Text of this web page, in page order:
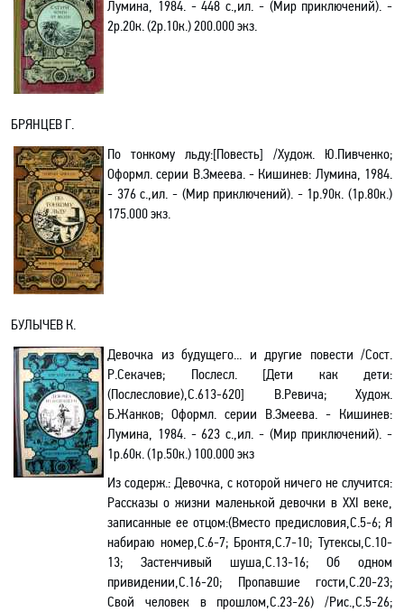
Лумина, 1984. - 448 с.,ил. - (Мир приключений). -
2р.20к. (2р.10к.) 200.000 экз.
БРЯНЦЕВ Г.
По тонкому льду:[Повесть] /Худож. Ю.Пивченко;
Оформл. серии В.Змеева. - Кишинев: Лумина, 1984.
- 376 с.,ил. - (Мир приключений). - 1р.90к. (1р.80к.)
175.000 экз.
БУЛЫЧЕВ К.
Девочка из будущего... и другие повести /Сост.
Р.Секачев; Послесл. [Дети как дети:
(Послесловие),С.613-620] В.Ревича; Худож.
Б.Жанков; Оформл. серии В.Змеева. - Кишинев:
Лумина, 1984. - 623 с.,ил. - (Мир приключений). -
1р.60к. (1р.50к.) 100.000 экз
Из содерж.: Девочка, с которой ничего не случится:
Рассказы о жизни маленькой девочки в ХХI веке,
записанные ее отцом:(Вместо предисловия,С.5-6; Я
набираю номер,С.6-7; Бронтя,С.7-10; Тутексы,С.10-
13; Застенчивый шуша,С.13-16; Об одном
привидении,С.16-20; Пропавшие гости,С.20-23;
Свой человек в прошлом,С.23-26) /Рис.,С.5-26;